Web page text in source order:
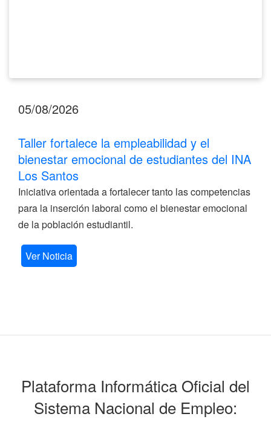
05/08/2026
Taller fortalece la empleabilidad y el
bienestar emocional de estudiantes del INA
Los Santos
Iniciativa orientada a fortalecer tanto las competencias
para la inserción laboral como el bienestar emocional
de la población estudiantil.
Ver Noticia
Plataforma Informática Oficial del
Sistema Nacional de Empleo: